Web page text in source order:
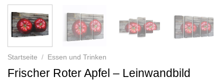
Startseite / Essen und Trinken
Frischer Roter Apfel – Leinwandbild